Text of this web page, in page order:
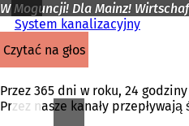
W Moguncji! Dla Mainz!
System kanalizacyjny
czytać na głos
Przez 365 dni w roku, 24
Przez nasze kanały